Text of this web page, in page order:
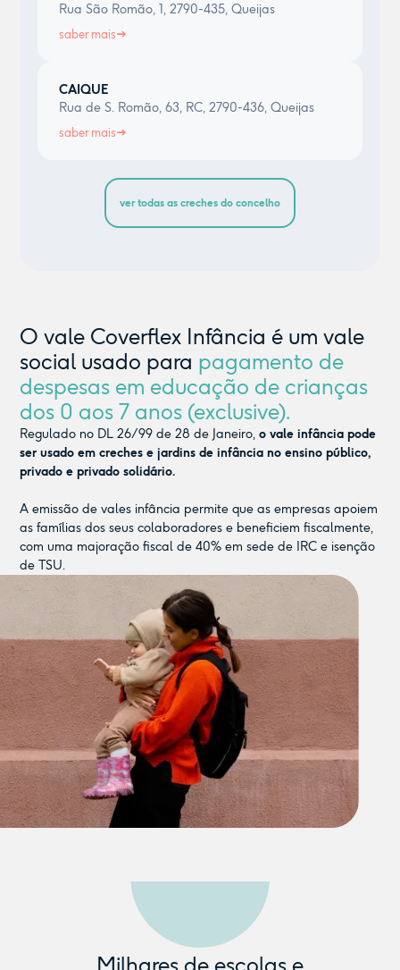
Rua São Romão, 1, 2790-435, Queijas
saber mais
CAIQUE
Rua de S. Romão, 63, RC, 2790-436, Queijas
saber mais
ver todas as creches do concelho
O vale Coverflex Infância é um vale
social usado para pagamento de
despesas em educação de crianças
dos 0 aos 7 anos (exclusive).
Regulado no DL 26/99 de 28 de Janeiro,o vale infância pode
ser usado em creches e jardins de infância no ensino público,
privado e privado solidário.
A emissão de vales infância permite que as empresas apoiem
as famílias dos seus colaboradores e beneficiem fiscalmente,
com uma majoração fiscal de 40% em sede de IRC e isenção
de TSU.